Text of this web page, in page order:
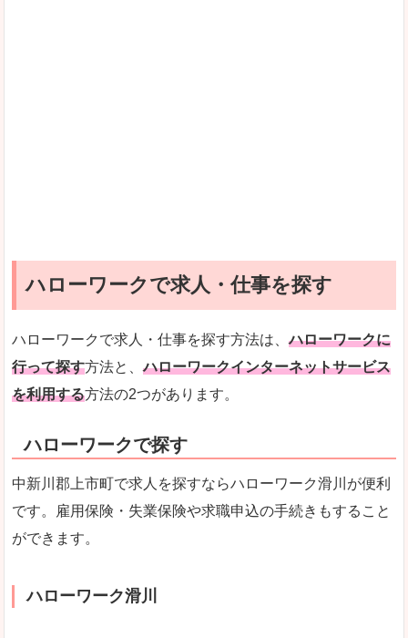
ハローワークで求人・仕事を探す
ハローワークで求人・仕事を探す方法は、ハローワークに
行って探す方法と、ハローワークインターネットサービス
を利用する方法の2つがあります。
ハローワークで探す
中新川郡上市町で求人を探すならハローワーク滑川が便利
です。雇用保険・失業保険や求職申込の手続きもすること
ができます。
ハローワーク滑川